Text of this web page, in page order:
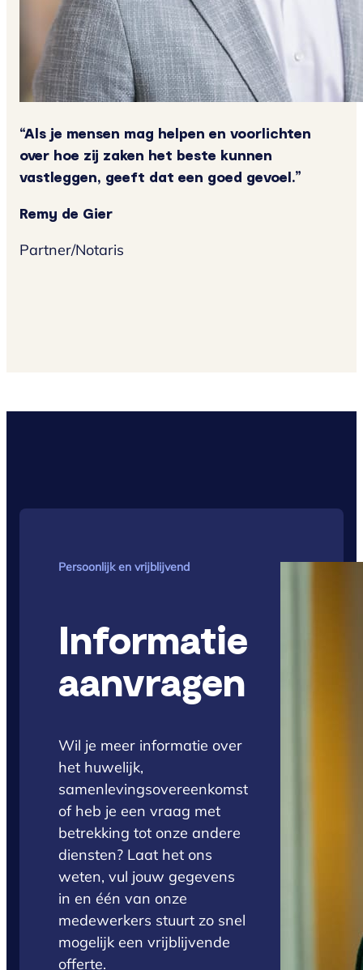
“Als je mensen mag helpen en voorlichten
over hoe zij zaken het beste kunnen
vastleggen, geeft dat een goed gevoel.”
Remy de Gier
Partner/Notaris
Persoonlijk en vrijblijvend
Informatie
aanvragen
Wil je meer informatie over
het huwelijk,
samenlevingsovereenkomst
of heb je een vraag met
betrekking tot onze andere
diensten? Laat het ons
weten, vul jouw gegevens
in en één van onze
medewerkers stuurt zo snel
mogelijk een vrijblijvende
offerte.